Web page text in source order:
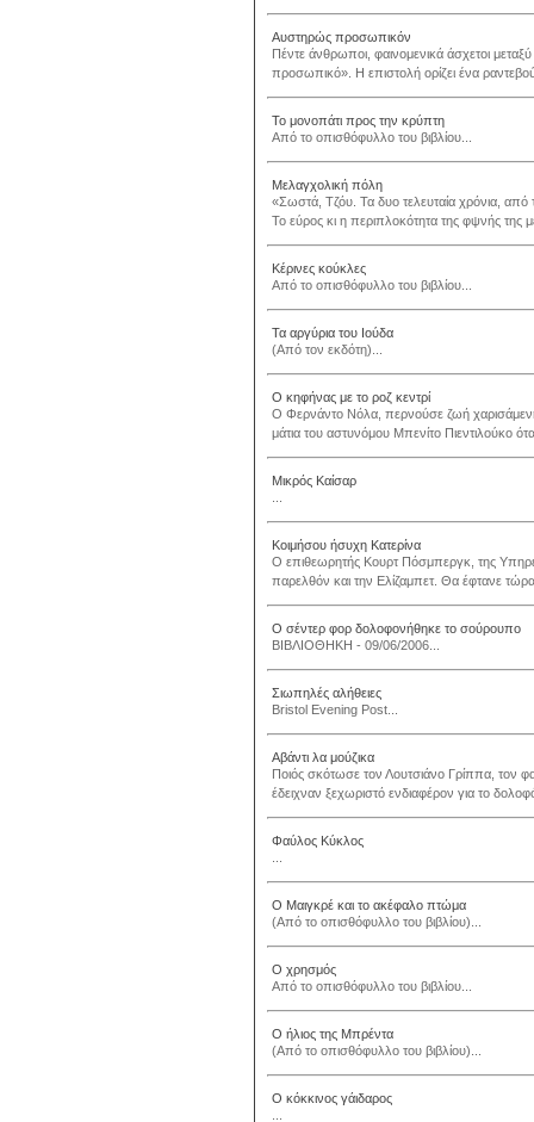
Αυστηρώς προσωπικόν
Πέντε άνθρωποι, φαινομενικά άσχετοι
προσωπικό». Η επιστολή ορίζει ένα
Το μονοπάτι προς την κρύπτη
Από το οπισθόφυλλο του βιβλίου...
Μελαγχολική πόλη
«Σωστά, Τζόυ. Τα δυο τελευταία χρόνια, από
Το εύρος κι η περιπλοκότητα της φψνής της
Κέρινες κούκλες
Από το οπισθόφυλλο του βιβλίου...
Τα αργύρια του Ιούδα
(Από τον εκδότη)...
Ο κηφήνας με το ροζ κεντρί
Ο Φερνάντο Νόλα, περνούσε ζωή
μάτια του αστυνόμου Μπενίτο Πιεντιλούκο
Μικρός Καίσαρ
Κοιμήσου ήσυχη Κατερίνα
Ο επιθεωρητής Κουρτ Πόσμπεργκ, της
παρελθόν και την Ελίζαμπετ. Θα έφτανε
Ο σέντερ φορ δολοφονήθηκε το σούρουπο
ΒΙΒΛΙΟΘΗΚΗ - 09/06/2006...
Σιωπηλές αλήθειες
Bristol Evening Post...
Αβάντι λα μούζικα
Ποιός σκότωσε τον Λουτσιάνο Γρίππα, τον
έδειχναν ξεχωριστό ενδιαφέρον για το
Φαύλος Κύκλος
Ο Μαιγκρέ και το ακέφαλο πτώμα
(Από το οπισθόφυλλο του βιβλίου)...
Ο χρησμός
Από το οπισθόφυλλο του βιβλίου...
Ο ήλιος της Μπρέντα
(Από το οπισθόφυλλο του βιβλίου)...
Ο κόκκινος γάιδαρος